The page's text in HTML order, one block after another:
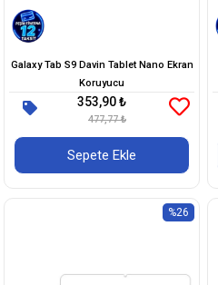
Galaxy Tab S9 Davin Tablet Nano Ekran
Koruyucu
353,90 ₺
477,77 ₺
Sepete Ekle
%26